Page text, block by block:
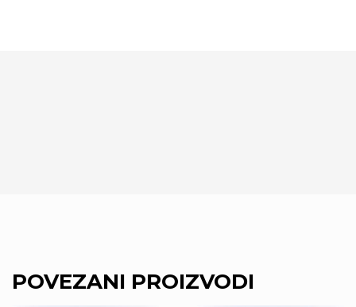
POVEZANI PROIZVODI